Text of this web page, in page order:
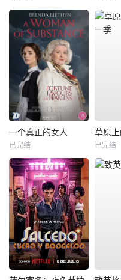
一个真正的女人
已完结 已完结